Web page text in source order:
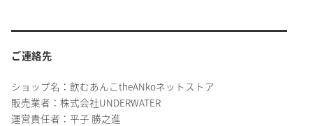
ご連絡先
ショップ名：飲むあんこtheANkoネットストア
販売業者：株式会社UNDERWATER
運営責任者：平子 勝之進